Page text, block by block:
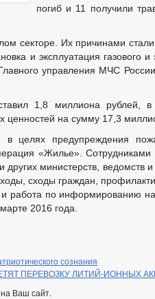
погиб и 11 получили
секторе. Их причинами
и эксплуатация газового и
управления МЧС
1,8 миллиона рублей,
на сумму 17,3
в целях предупреждения
«Жилье». Сотрудниками
других министерств, ведомств
сходы граждан,
работа по информированию
2016 года.
сознания
ПЕРЕВОЗКУ ЛИТИЙ-ИОННЫХ
на Ваш сайт.